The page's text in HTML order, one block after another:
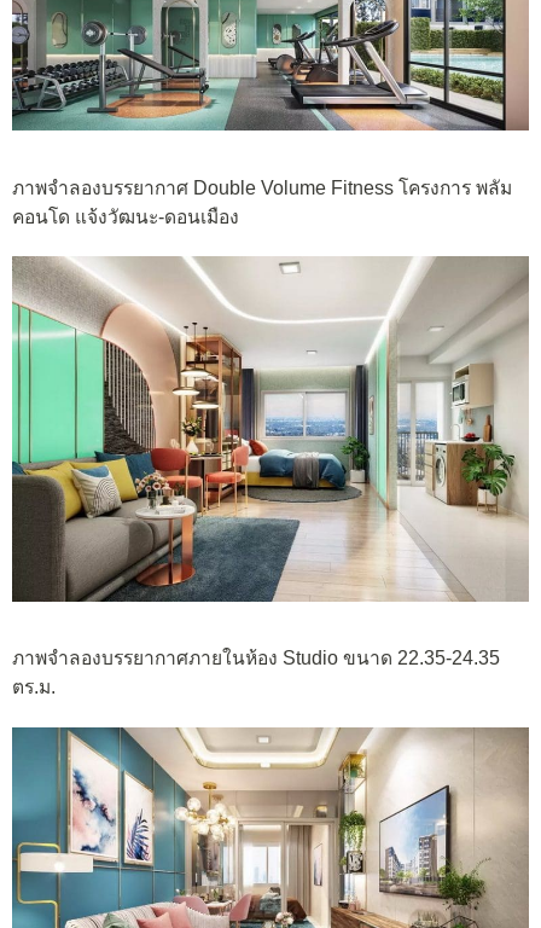
ภาพจำลองบรรยากาศ Double Volume Fitness โครงการ พลัม
คอนโด แจ้งวัฒนะ-ดอนเมือง
ภาพจำลองบรรยากาศภายในห้อง Studio ขนาด 22.35-24.35
ตร.ม.